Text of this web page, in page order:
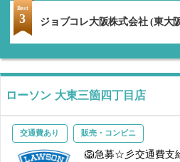
Best
3 ジョブコレ大阪株式会社 (東大
ローソン 大東三箇四丁目店
交通費あり 販売・コンビニ
🦁急募☆彡交通費支